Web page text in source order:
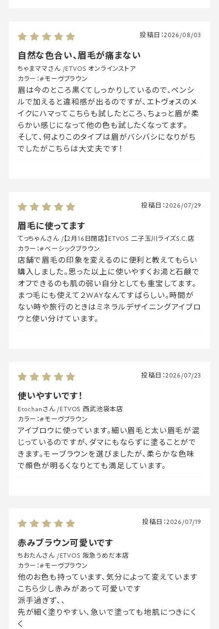
自然な色合い、眉毛が痛まない
投稿日：2026/08/03
ちゃまママさん /ETVOS オンラインストア
カラー：#モーヴブラウン
眉は今のところ黒くてしっかりしているので、ペンシ
ルで加えると違和感が出るのですが、エトヴォスのメ
イクにハマってこちらも試したところ、ちょっと眉が柔
らかい感じになって他の色も試したくなってます。
そして、何よりこのタイプは眉がバシバシになりがち
でしたがこちらは大丈夫です！
眉毛に使ってます
投稿日：2026/07/29
てっちゃんさん / 【2月16日閉店】ETVOS 二子玉川ライズS.C.店
カラー：#ベーシックブラウン
店舗で眉毛の印象を変えるのに便利と教えてもらい
購入しました。思った以上に使いやすくお湯と石鹸で
オフできるのも肌の弱い自分としても重宝してます。
まつ毛にも使えて２WAYなんてすばらしい。時間が
ない時や旅行のときはミネラルデザイニングアイブロ
ウと使い分けています。
使いやすいです！
投稿日：2026/07/23
Etochanさん /ETVOS 西武池袋本店
カラー：#モーヴブラウン
アイブロウに使っています。細い眉毛と太い眉毛が混
じっているのですが、ダマにもならずに塗ることがで
きます。モーブラウンを選びましたが、柔らかな色味
で顔色が明るくなりとても満足しています。
赤みブラウン可愛いです
投稿日：2026/07/19
ちおたんさん /ETVOS 阪急うめだ本店
カラー：#モーヴブラウン
他のお色も持っています、気分によって変えています
こちら少し赤みがあって可愛いです
派手過ぎず、、
先が細く塗りやすい、急いで塗っても地肌につきにく
く